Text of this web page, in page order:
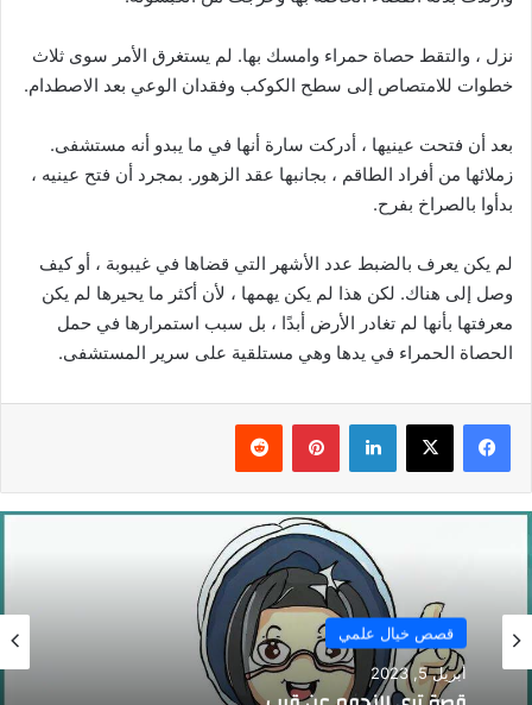
نزل ، والتقط حصاة حمراء وامسك بها. لم يستغرق الأمر سوى ثلاث
خطوات للامتصاص إلى سطح الكوكب وفقدان الوعي بعد الاصطدام.
بعد أن فتحت عينيها ، أدركت سارة أنها في ما يبدو أنه مستشفى.
زملائها من أفراد الطاقم ، بجانبها عقد الزهور. بمجرد أن فتح عينيه ،
بدأوا بالصراخ بفرح.
لم يكن يعرف بالضبط عدد الأشهر التي قضاها في غيبوبة ، أو كيف
وصل إلى هناك. لكن هذا لم يكن يهمها ، لأن أكثر ما يحيرها لم يكن
معرفتها بأنها لم تغادر الأرض أبدًا ، بل سبب استمرارها في حمل
الحصاة الحمراء في يدها وهي مستلقية على سرير المستشفى.
فيسبوك ‫X لينكدإن بينتيريست
قصص خيال علمي
أبريل 5, 2023